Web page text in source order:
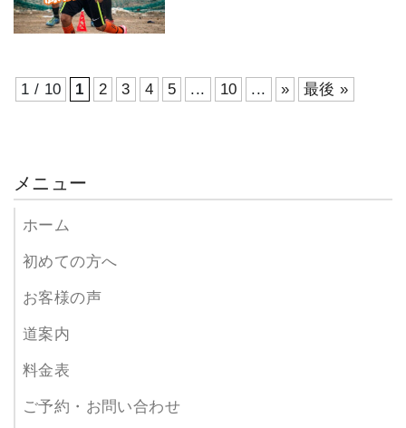
1 / 10 1 2 3 4 5 ... 10 ... » 最後 »
メニュー
ホーム
初めての方へ
お客様の声
道案内
料金表
ご予約・お問い合わせ